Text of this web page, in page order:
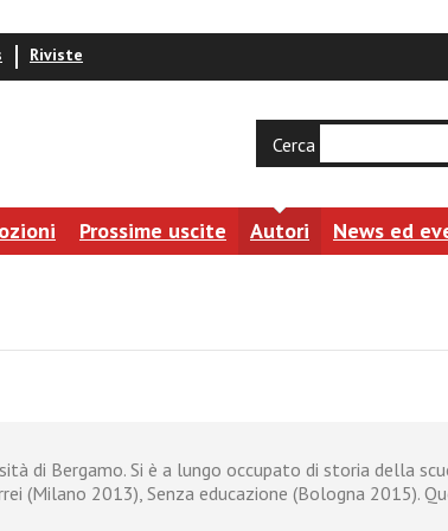
Riviste
Cerca
Prossime uscite Autori News ed
di Bergamo. Si è a lungo occupato di storia della
(Milano 2013), Senza educazione (Bologna 2015).